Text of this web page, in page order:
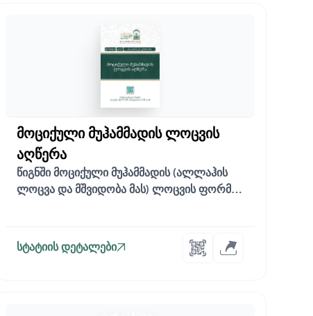
მოციქული მუჰამმადის ლოცვის
აღწერა
წიგნში მოციქული მუჰამმადის (ალლაჰის
ლოცვა და მშვიდობა მას) ლოცვის ფორმა,
სტატიის დეტალები